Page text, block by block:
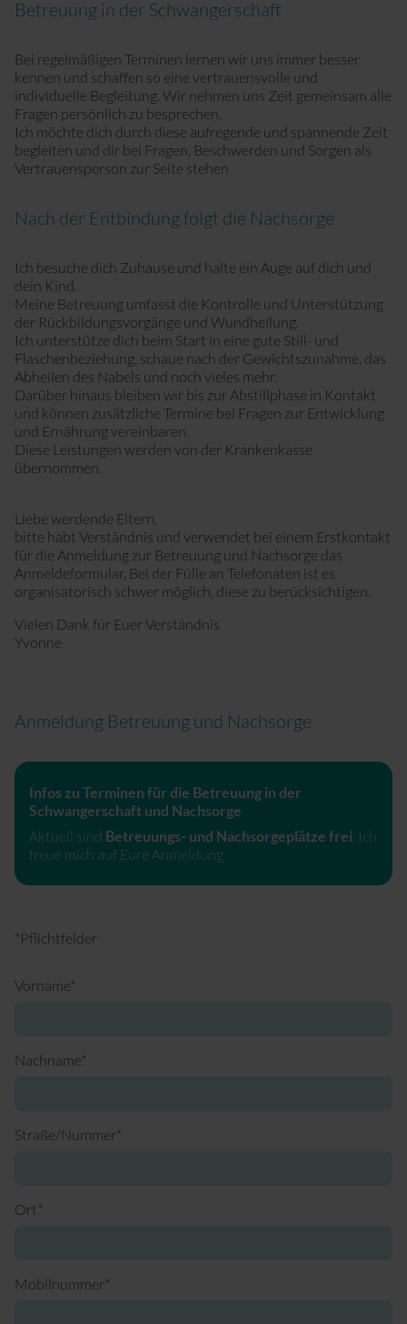
Sport mit Kinderwagen
Betreuung in der Schwangerschaft
Bei regelmäßigen Terminen lernen wir uns immer besser
kennen und schaffen so eine vertrauensvolle und
individuelle Begleitung. Wir nehmen uns Zeit gemeinsam alle
Fragen persönlich zu besprechen.
Ich möchte dich durch diese aufregende und spannende Zeit
begleiten und dir bei Fragen, Beschwerden und Sorgen als
Vertrauensperson zur Seite stehen
Nach der Entbindung folgt die Nachsorge
Ich besuche dich Zuhause und halte ein Auge auf dich und
dein Kind.
Meine Betreuung umfasst die Kontrolle und Unterstützung
der Rückbildungsvorgänge und Wundheilung.
Ich unterstütze dich beim Start in eine gute Still- und
Flaschenbeziehung, schaue nach der Gewichtszunahme, das
Abheilen des Nabels und noch vieles mehr.
Darüber hinaus bleiben wir bis zur Abstillphase in Kontakt
und können zusätzliche Termine bei Fragen zur Entwicklung
und Ernährung vereinbaren.
Diese Leistungen werden von der Krankenkasse
übernommen.
Liebe werdende Eltern,
bitte habt Verständnis und verwendet bei einem Erstkontakt
für die Anmeldung zur Betreuung und Nachsorge das
Anmeldeformular. Bei der Fülle an Telefonaten ist es
organisatorisch schwer möglich, diese zu berücksichtigen.
Vielen Dank für Euer Verständnis
Yvonne
Anmeldung Betreuung und Nachsorge
Infos zu Terminen für die Betreuung in der
Schwangerschaft und Nachsorge
Aktuell sind Betreuungs- und Nachsorgeplätze frei . Ich
freue mich auf Eure Anmeldung
*Pflichtfelder
Pflichtfeld
Vorname*
Pflichtfeld
Nachname*
Pflichtfeld
Straße/Nummer*
Pflichtfeld
Ort*
Pflichtfeld
Mobilnummer*